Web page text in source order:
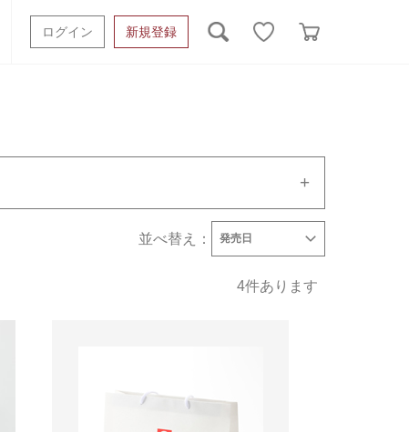
ログイン 新規登録
オーガニック タオルケット類
並べ替え： 発売日
4件あります